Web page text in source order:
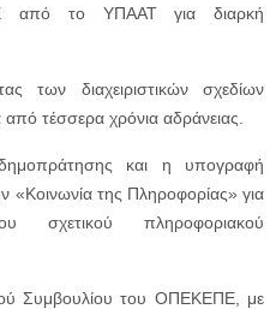
από το ΥΠΑΑΤ για διαρκή
των διαχειριστικών σχεδίων
τέσσερα χρόνια αδράνειας.
και η υπογραφή
«Κοινωνία της Πληροφορίας» για
πληροφοριακού
Συμβουλίου του ΟΠΕΚΕΠΕ, με